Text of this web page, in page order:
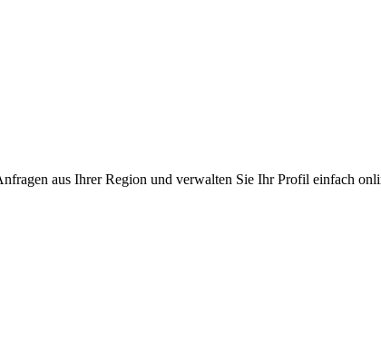
aus Ihrer Region und verwalten Sie Ihr Profil einfach